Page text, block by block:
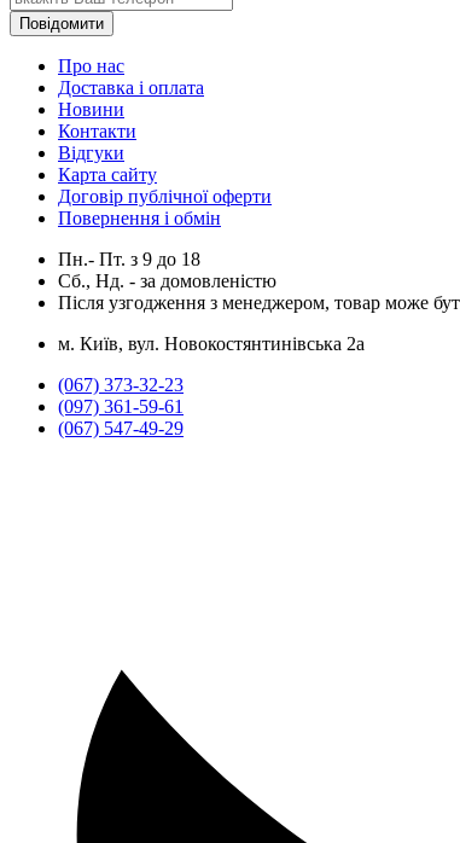
Повідомити
Про нас
Доставка і оплата
Новини
Контакти
Відгуки
Карта сайту
Договір публічної оферти
Повернення і обмін
Пн.- Пт. з 9 до 18
Сб., Нд. - за домовленістю
Після узгодження з менеджером, товар може
м. Київ, вул. Новокостянтинівська 2а
(067) 373-32-23
(097) 361-59-61
(067) 547-49-29